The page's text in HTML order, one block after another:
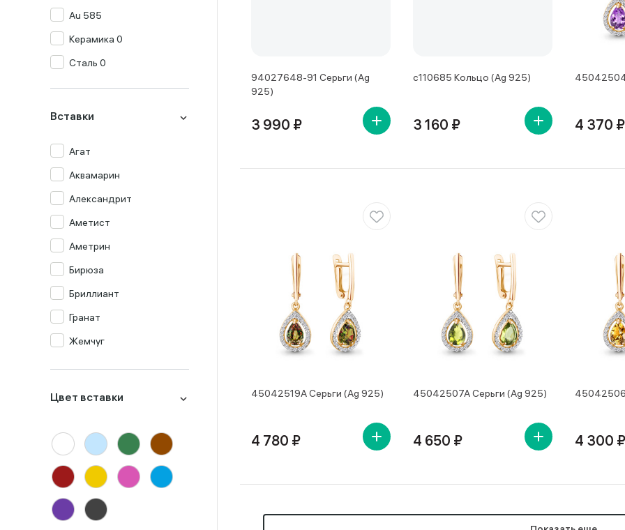
Au 585
Керамика 0
Сталь 0
Вставки
Агат
Аквамарин
Александрит
Аметист
Аметрин
Бирюза
Бриллиант
Гранат
Жемчуг
Коралл
Корунд
Лондон-топаз
Малахит
Цвет вставки
94027648-91 Серьги (Ag
925)
3 990 ₽
с110685 Кольцо (Ag 925)
3 160 ₽ 4 370 ₽
45042519А Серьги (Ag 925)
4 780 ₽
45042507А Серьги (Ag 925)
4 650 ₽ 4 300 ₽